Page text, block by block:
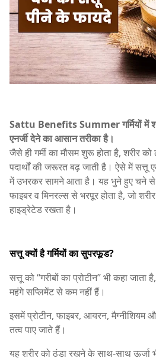
Sattu Benefits Summer गर्मियों में
एनर्जी देने का आसान तरीका है।
जैसे ही गर्मी का मौसम शुरू होता है, शरीर
पदार्थों की जरूरत बढ़ जाती है। ऐसे में
में उभरकर सामने आता है। यह भुने हुए चने से
फाइबर व मिनरल्स से भरपूर होता है, जो
हाइड्रेटेड रखता है।
सत्तू क्यों है गर्मियों का सुपरफूड?
सत्तू को “गरीबों का प्रोटीन” भी कहा
महंगे सप्लिमेंट से कम नहीं हैं।
इसमें प्रोटीन, फाइबर, आयरन, मैग्नीशियम
तत्व पाए जाते हैं।
यह शरीर को ठंडा रखने के साथ-साथ ऊर्जा